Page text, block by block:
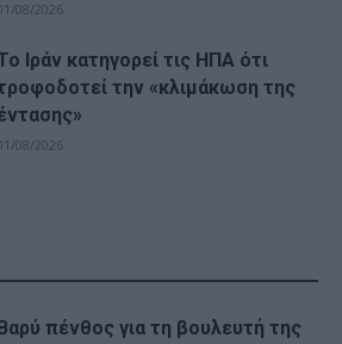
08/2026
Ιράν κατηγορεί τις ΗΠΑ ότι
την «κλιμάκωση της
08/2026
πένθος για τη βουλευτή της